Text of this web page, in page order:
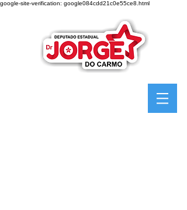
google-site-verification: google084cdd21c0e55ce8.html